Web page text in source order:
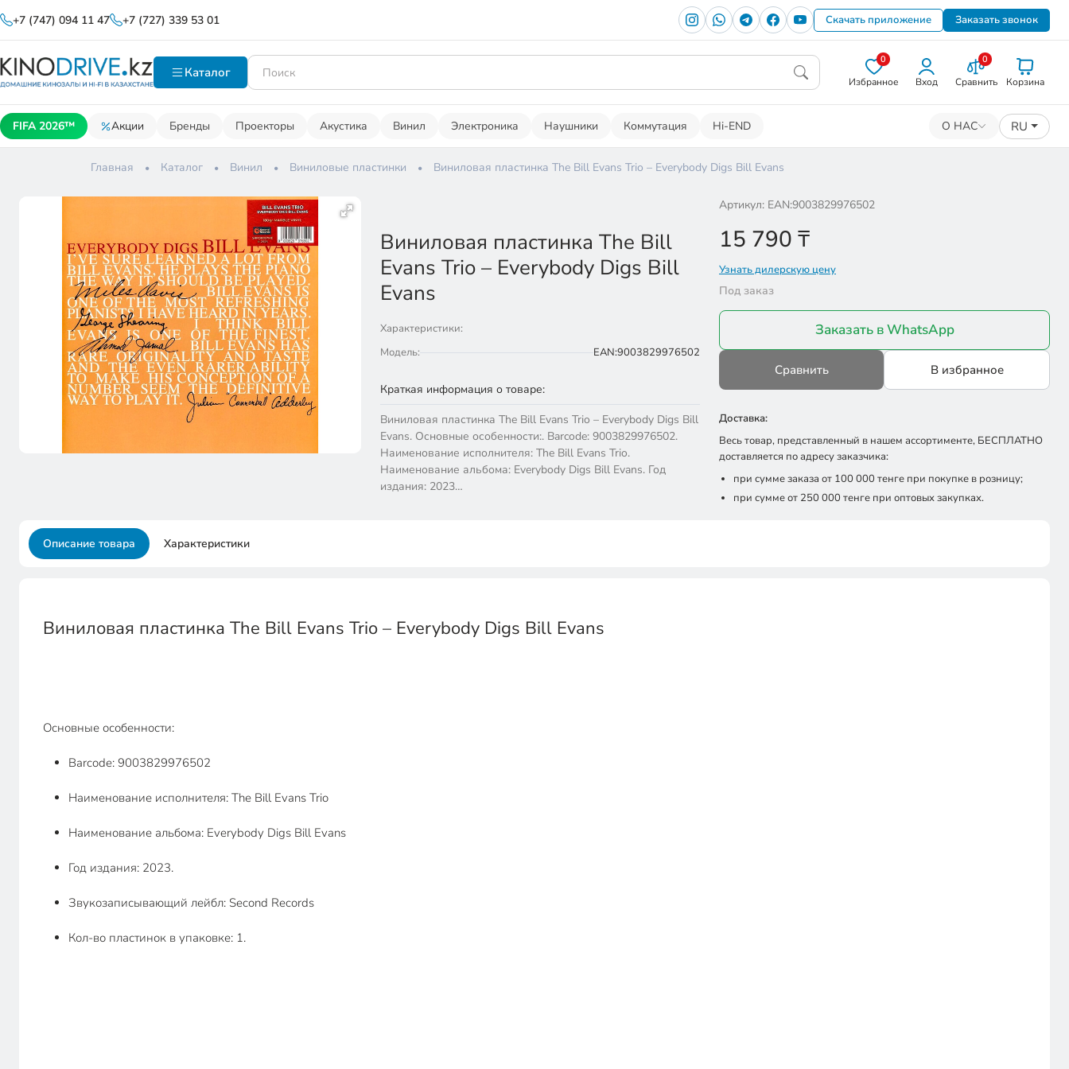
+7 (747) 094 11 47 +7 (727) 339 53 01 Скачать приложение Заказать звонок
Каталог
0
Избранное Вход
0
Сравнить Корзина
FIFA 2026™ Акции Бренды Проекторы Акустика Винил Электроника Наушники Коммутация Hi-END О НАС RU
Главная Каталог Винил Виниловые пластинки Виниловая пластинка The Bill Evans Trio – Everybody Digs Bill Evans
Виниловая пластинка The Bill
Evans Trio – Everybody Digs Bill
Evans
Характеристики:
Модель:
EAN:9003829976502
Краткая информация о товаре:
Виниловая пластинка The Bill Evans Trio – Everybody Digs Bill
Evans. Основные особенности:. Barcode: 9003829976502.
Наименование исполнителя: The Bill Evans Trio.
Наименование альбома: Everybody Digs Bill Evans. Год
издания: 2023…
Артикул: EAN:9003829976502
15 790 ₸
Узнать дилерскую цену
Под заказ
Заказать в WhatsApp
Сравнить В избранное
Доставка:
Весь товар, представленный в нашем ассортименте, БЕСПЛАТНО
доставляется по адресу заказчика:
при сумме заказа от 100 000 тенге при покупке в розницу;
при сумме от 250 000 тенге при оптовых закупках.
Описание товара Характеристики
Виниловая пластинка The Bill Evans Trio – Everybody Digs Bill Evans
Основные особенности:
Barcode: 9003829976502
Наименование исполнителя: The Bill Evans Trio
Наименование альбома: Everybody Digs Bill Evans
Год издания: 2023.
Звукозаписывающий лейбл: Second Records
Кол-во пластинок в упаковке: 1.